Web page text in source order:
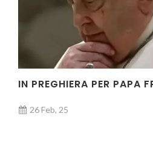
IN PREGHIERA PER PAPA
26 Feb, 25